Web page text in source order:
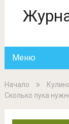
Меню
Начало
Сколько лука